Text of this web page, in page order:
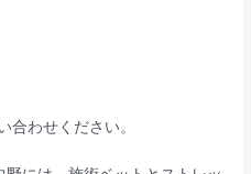
合わせください。